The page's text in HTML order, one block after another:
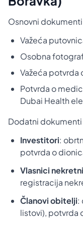
Osnovni
Važeća
Osobna
Važeća potvrda
Potvrda o
Dubai Health
Dodatni
Investitori:
potvrda o
Vlasnici
registracija
Članovi obitelji:
listovi), potvrda